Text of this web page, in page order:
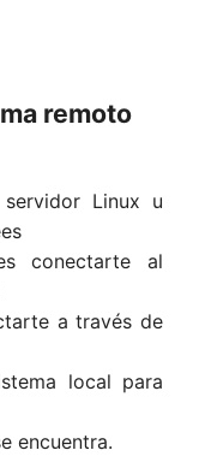
remoto
Linux u
conectarte al
a través de
local para
encuentra.